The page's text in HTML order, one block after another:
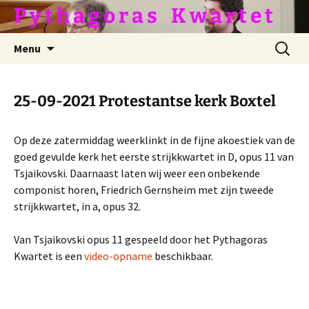
Ga
naarP y t h a g o r a s ­­­ ­ ­ K w a r t e t
Menu
Zoeken
naar:
25-09-2021 Protestantse kerk Boxtel
Op deze zatermiddag weerklinkt in de fijne akoestiek van de
goed gevulde kerk het eerste strijkkwartet in D, opus 11 van
Tsjaikovski. Daarnaast laten wij weer een onbekende
componist horen, Friedrich Gernsheim met zijn tweede
strijkkwartet, in a, opus 32.
Van Tsjaikovski opus 11 gespeeld door het Pythagoras
Kwartet is een video-opname beschikbaar.